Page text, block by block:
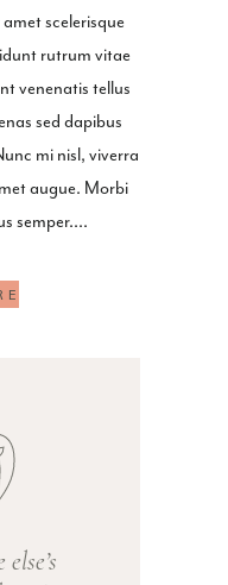
scelerisque
rutrum vitae
venenatis tellus
sed dapibus
mi nisl, viverra
augue. Morbi
semper.